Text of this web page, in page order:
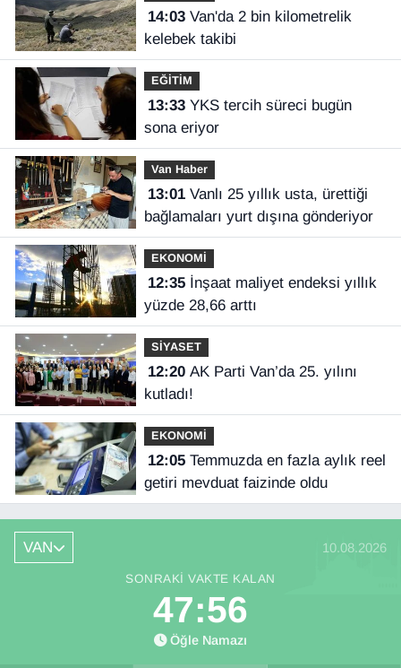
14:03Van'da 2 bin kilometrelik
kelebek takibi
EĞİTİM
13:33YKS tercih süreci bugün
sona eriyor
Van Haber
13:01Vanlı 25 yıllık usta, ürettiği
bağlamaları yurt dışına gönderiyor
EKONOMİ
12:35İnşaat maliyet endeksi yıllık
yüzde 28,66 arttı
SİYASET
12:20AK Parti Van’da 25. yılını
kutladı!
EKONOMİ
12:05Temmuzda en fazla aylık reel
getiri mevduat faizinde oldu
VAN 10.08.2026
SONRAKI VAKTE KALAN
47:56
Öğle Namazı